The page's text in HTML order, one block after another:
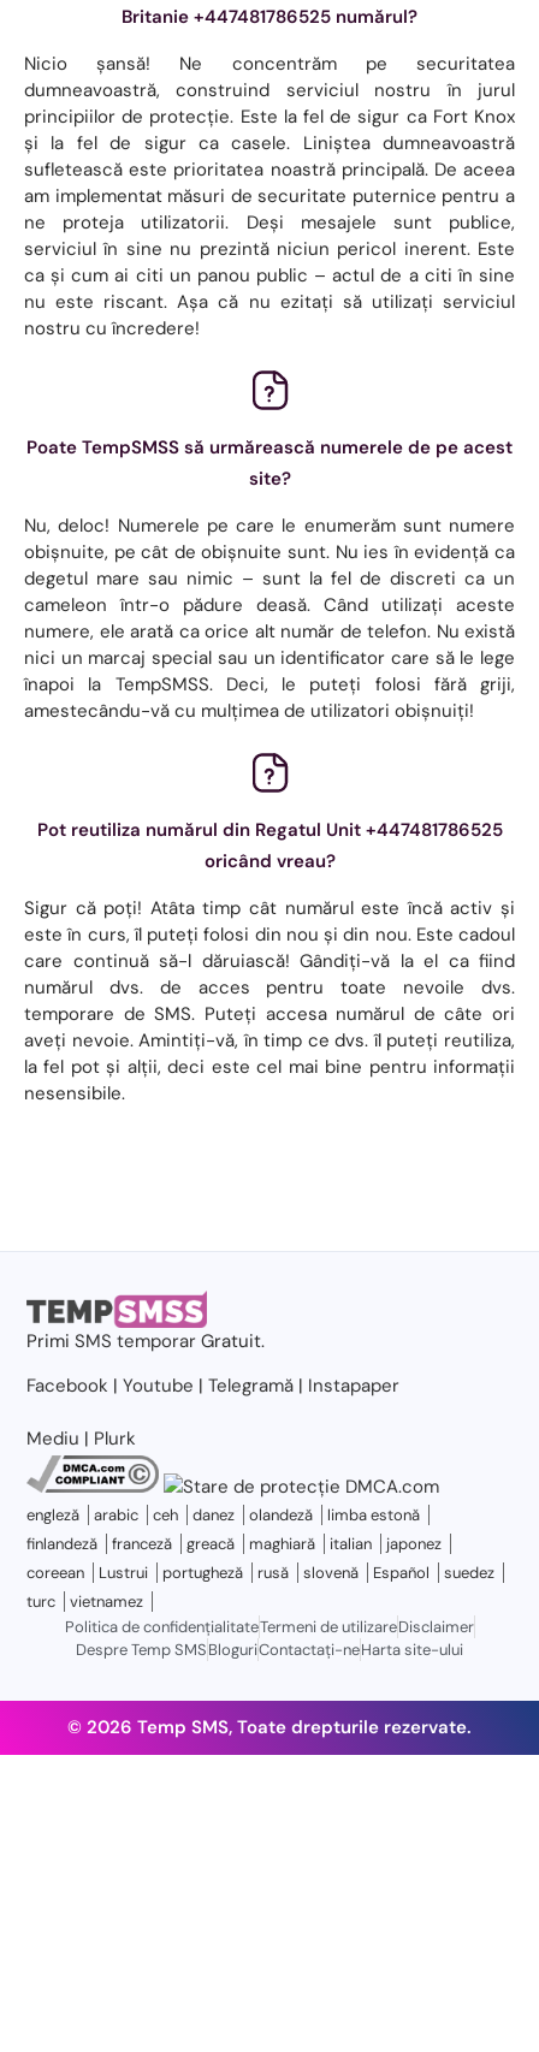
Britanie +447481786525 numărul?
Nicio șansă! Ne concentrăm pe securitatea
dumneavoastră, construind serviciul nostru în jurul
principiilor de protecție. Este la fel de sigur ca Fort Knox
și la fel de sigur ca casele. Liniștea dumneavoastră
sufletească este prioritatea noastră principală. De aceea
am implementat măsuri de securitate puternice pentru a
ne proteja utilizatorii. Deși mesajele sunt publice,
serviciul în sine nu prezintă niciun pericol inerent. Este
ca și cum ai citi un panou public – actul de a citi în sine
nu este riscant. Așa că nu ezitați să utilizați serviciul
nostru cu încredere!
Poate TempSMSS să urmărească numerele de pe acest
site?
Nu, deloc! Numerele pe care le enumerăm sunt numere
obișnuite, pe cât de obișnuite sunt. Nu ies în evidență ca
degetul mare sau nimic – sunt la fel de discreti ca un
cameleon într-o pădure deasă. Când utilizați aceste
numere, ele arată ca orice alt număr de telefon. Nu există
nici un marcaj special sau un identificator care să le lege
înapoi la TempSMSS. Deci, le puteți folosi fără griji,
amestecându-vă cu mulțimea de utilizatori obișnuiți!
Pot reutiliza numărul din Regatul Unit +447481786525
oricând vreau?
Sigur că poți! Atâta timp cât numărul este încă activ și
este în curs, îl puteți folosi din nou și din nou. Este cadoul
care continuă să-l dăruiască! Gândiți-vă la el ca fiind
numărul dvs. de acces pentru toate nevoile dvs.
temporare de SMS. Puteți accesa numărul de câte ori
aveți nevoie. Amintiți-vă, în timp ce dvs. îl puteți reutiliza,
la fel pot și alții, deci este cel mai bine pentru informații
nesensibile.
PrimiSMS temporar Gratuit.
Facebook |Youtube |Telegramă | Instapaper
Mediu | Plurk
engleză arabic ceh danez olandeză
limba estonă
finlandeză
franceză greacă maghiară italian
japonez
coreean
Lustrui portugheză rusă slovenă Español
suedez
turc
vietnamez
Politica de confidențialitateTermeni de utilizareDisclaimer
Despre Temp SMSBloguriContactaţi-neHarta site-ului
© 2026 Temp SMS, Toate drepturile rezervate.